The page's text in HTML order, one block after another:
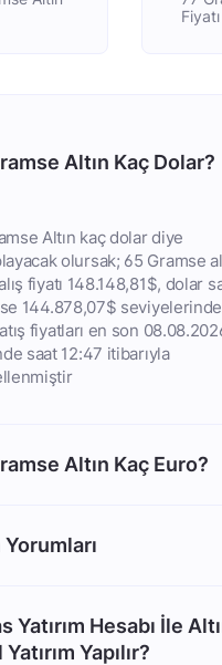
Fiyatı
Altın Kaç Dolar?
Altın kaç dolar diye
olursak; 65 Gramse
fiyatı 148.148,81$, dolar
144.878,07$
fiyatları en son
saat 12:47 itibarıyla
Altın Kaç Euro?
Yorumları
Yatırım Hesabı İle
Yatırım Yapılır?